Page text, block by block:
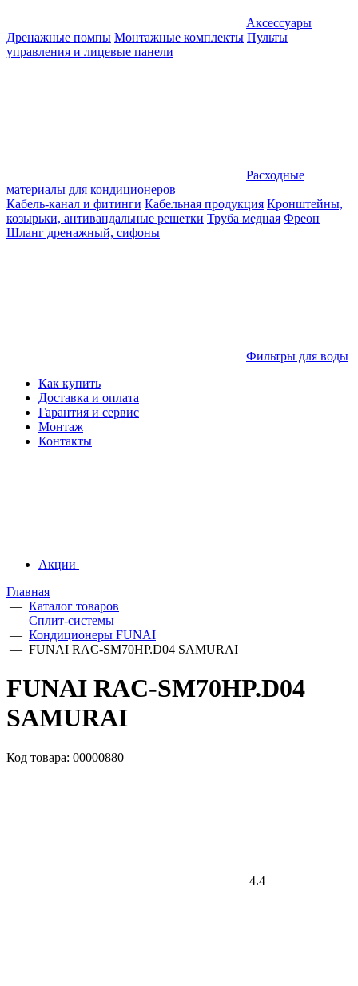
Аксессуары
Дренажные помпы Монтажные комплекты Пульты
управления и лицевые панели
Расходные
материалы для кондиционеров
Кабель-канал и фитинги Кабельная продукция Кронштейны,
козырьки, антивандальные решетки Труба медная Фреон
Шланг дренажный, сифоны
Фильтры для воды
Как купить
Доставка и оплата
Гарантия и сервис
Монтаж
Контакты
Акции
Главная
— Каталог товаров
— Сплит-системы
— Кондиционеры FUNAI
— FUNAI RAC-SM70HP.D04 SAMURAI
FUNAI RAC-SM70HP.D04
SAMURAI
Код товара: 00000880
4.4